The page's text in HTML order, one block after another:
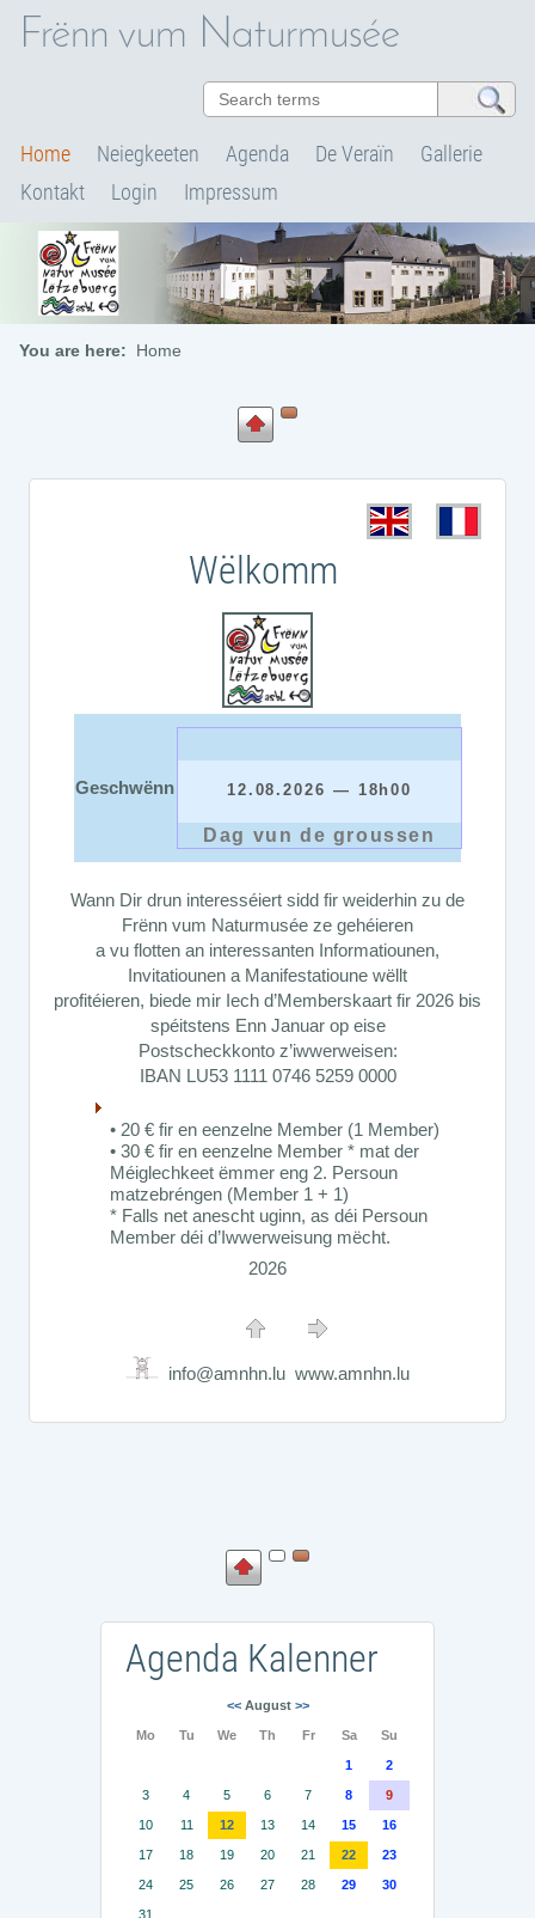
Frënn vum Naturmusée
Home Neiegkeeten Agenda De Veraïn
Gallerie
Kontakt
Login Impressum
You are here: Home
Wëlkomm
Geschwënn 12.08.2026 — 18h00
Dag vun de groussen
Himmelspektaklen
22.08.2026 — 14h00
Exkursioun an den
Muschelopzuuchtstatioun
op der Kaalbermillen
Kaalbermillen
Wann Dir drun interesséiert sidd fir weiderhin zu de
Frënn vum Naturmusée ze gehéieren
a vu flotten an interessanten Informatiounen,
Invitatiounen a Manifestatioune wëllt
profitéieren, biede mir Iech d’Memberskaart fir 2026 bis
spéitstens Enn Januar op eise
Postscheckkonto z’iwwerweisen:
IBAN LU53 1111 0746 5259 0000
• 20 € fir en eenzelne Member (1 Member)
• 30 € fir en eenzelne Member * mat der
Méiglechkeet ëmmer eng 2. Persoun
matzebréngen (Member 1 + 1)
* Falls net anescht uginn, as déi Persoun
Member déi d’Iwwerweisung mëcht.
2026
info@amnhn.lu www.amnhn.lu
Agenda Kalenner
<<August >>
Mo Tu We Th Fr Sa Su
1 2
3 4 5 6 7 8 9
10 11 12 13 14 15 16
17 18 19 20 21 22 23
24 25 26 27 28 29 30
31